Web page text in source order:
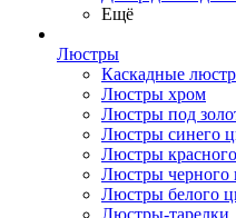
Ещё
Люстры
Каскадные
Люстры хром
Люстры под
Люстры синего
Люстры
Люстры черного
Люстры белого
Люстры-тарелки